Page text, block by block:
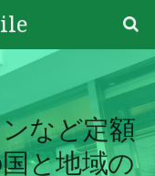
など定額
と地域の